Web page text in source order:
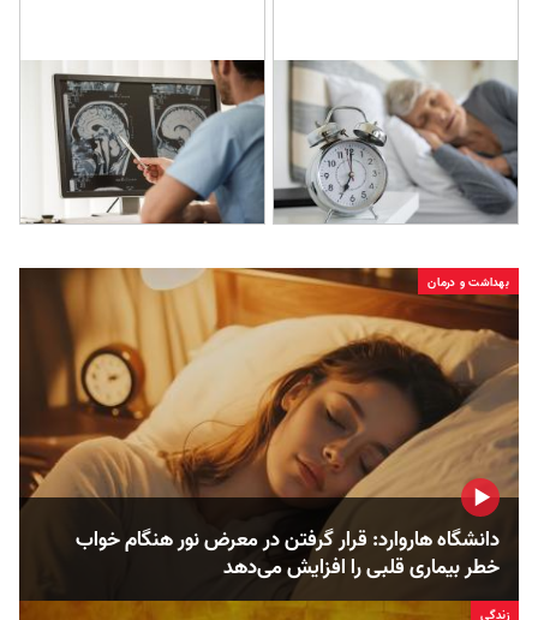
بهداشت و درمان
دانشگاه هاروارد: قرار گرفتن در معرض نور هنگام خواب
خطر بیماری قلبی را افزایش می‌دهد
زندگی